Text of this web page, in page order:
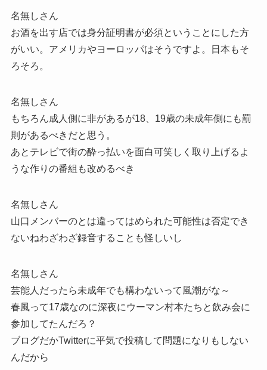
名無しさん
お酒を出す店では身分証明書が必須ということにした方
がいい。アメリカやヨーロッパはそうですよ。日本もそ
ろそろ。
名無しさん
もちろん成人側に非があるが18、19歳の未成年側にも罰
則があるべきだと思う。
あとテレビで街の酔っ払いを面白可笑しく取り上げるよ
うな作りの番組も改めるべき
名無しさん
山口メンバーのとは違ってはめられた可能性は否定でき
ないねわざわざ録音することも怪しいし
名無しさん
芸能人だったら未成年でも構わないって風潮がな～
春風って17歳なのに深夜にウーマン村本たちと飲み会に
参加してたんだろ？
ブログだかTwitterに平気で投稿して問題になりもしない
んだから